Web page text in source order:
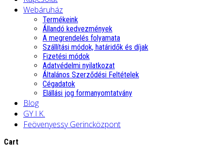
Webáruház
Termékeink
Állandó kedvezmények
A megrendelés folyamata
Szállítási módok, határidők és díjak
Fizetési módok
Adatvédelmi nyilatkozat
Általános Szerződési Feltételek
Cégadatok
Elállási jog formanyomtatvány
Blog
GY.I.K.
Feövenyessy Gerincközpont
Cart